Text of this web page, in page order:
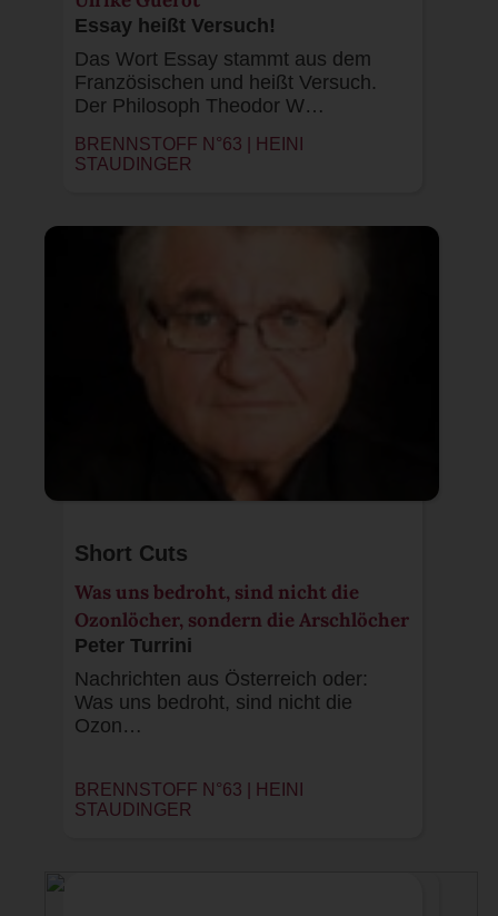
Essay heißt Versuch!
Das Wort Essay stammt aus dem
Französischen und heißt Versuch.
Der Philosoph Theodor W…
BRENNSTOFF N°63 |
HEINI
STAUDINGER
Short Cuts
Was uns bedroht, sind nicht die
Ozonlöcher, sondern die Arschlöcher
Peter Turrini
Nachrichten aus Österreich oder:
Was uns bedroht, sind nicht die
Ozon…
BRENNSTOFF N°63 |
HEINI
STAUDINGER